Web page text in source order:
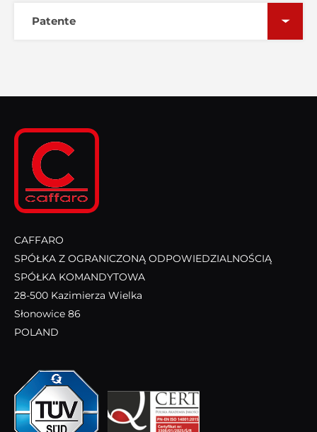
Patente
CAFFARO
SPÓŁKA Z OGRANICZONĄ ODPOWIEDZIALNOŚCIĄ
SPÓŁKA KOMANDYTOWA
28-500 Kazimierza Wielka
Słonowice 86
POLAND